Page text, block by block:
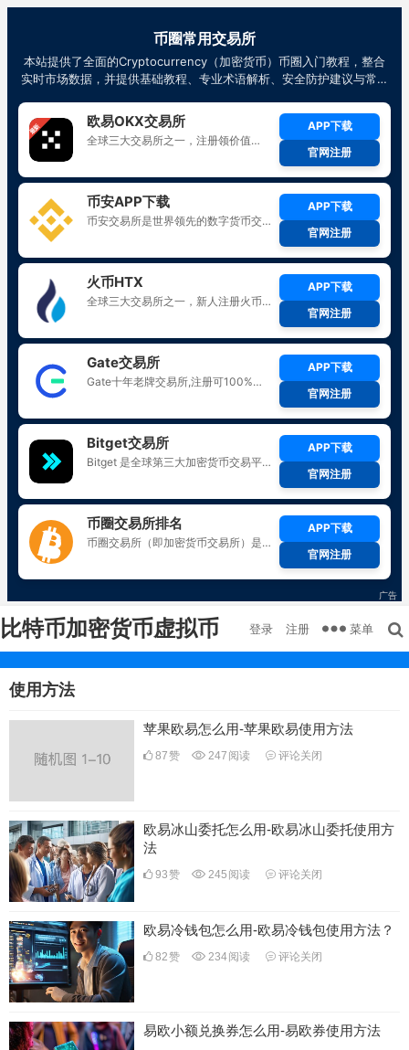
比特币加密货币虚拟币 登录 注册 菜单
使用方法
苹果欧易怎么用-苹果欧易使用方法
87赞 247 阅读 评论关闭
欧易冰山委托怎么用-欧易冰山委托使用方
法
93赞 245 阅读 评论关闭
欧易冷钱包怎么用-欧易冷钱包使用方法？
82赞 234阅读 评论关闭
易欧小额兑换券怎么用-易欧券使用方法